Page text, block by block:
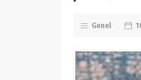
Genel